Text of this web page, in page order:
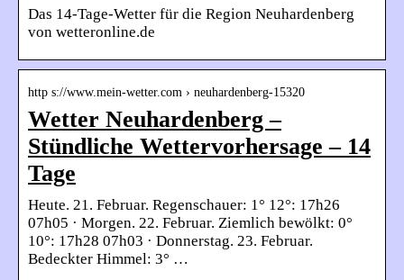
Das 14-Tage-Wetter für die Region Neuhardenberg
von wetteronline.de
http s://www.mein-wetter.com › neuhardenberg-15320
Wetter Neuhardenberg –
Stündliche Wettervorhersage – 14
Tage
Heute. 21. Februar. Regenschauer: 1° 12°: 17h26
07h05 · Morgen. 22. Februar. Ziemlich bewölkt: 0°
10°: 17h28 07h03 · Donnerstag. 23. Februar.
Bedeckter Himmel: 3° …